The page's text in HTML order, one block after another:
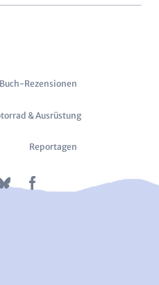
Buch-Rezensionen
& Ausrüstung
Reportagen